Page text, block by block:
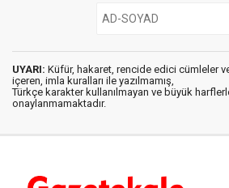
UYARI: Küfür, hakaret, rencide edici cümleler
içeren, imla kuralları ile yazılmamış,
Türkçe karakter kullanılmayan ve büyük
onaylanmamaktadır.